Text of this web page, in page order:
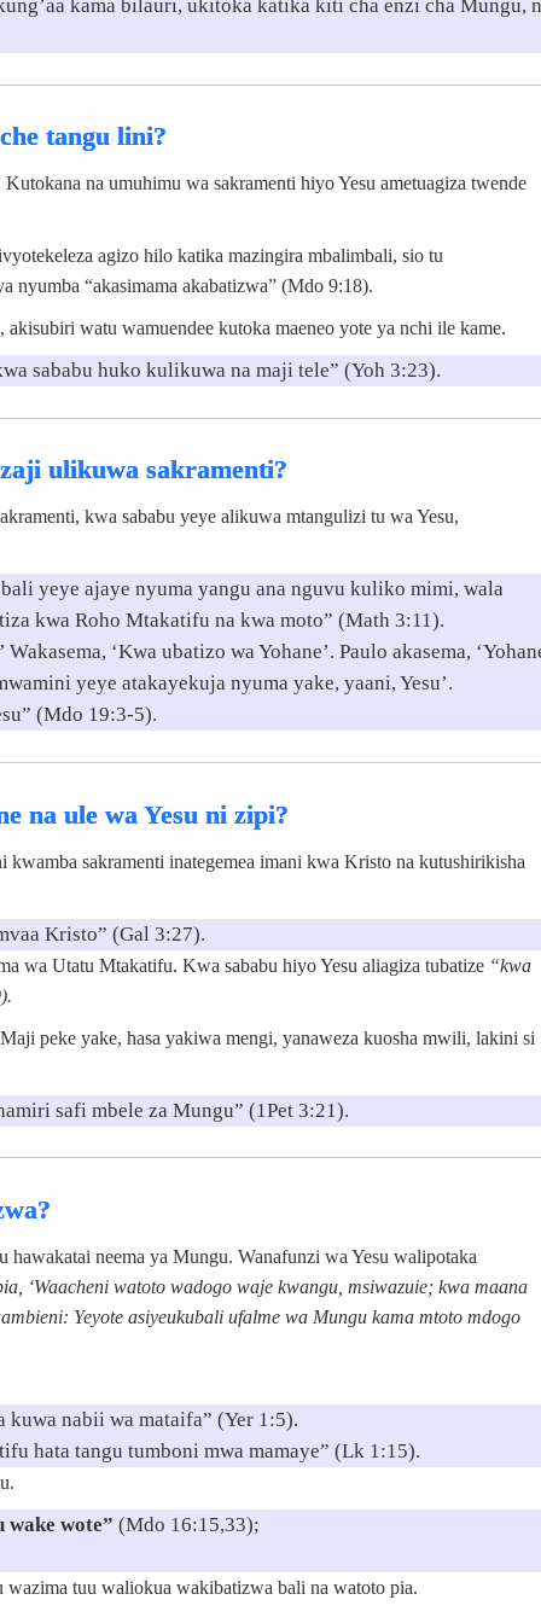
kama bilauri, ukitoka katika kiti cha enzi cha Mungu,
tangu lini?
na umuhimu wa sakramenti hiyo Yesu ametuagiza twende
agizo hilo katika mazingira mbalimbali, sio tu
“akasimama akabatizwa” (Mdo 9:18).
watu wamuendee kutoka maeneo yote ya nchi ile kame.
sababu huko kulikuwa na maji tele” (Yoh 3:23).
ulikuwa sakramenti?
kwa sababu yeye alikuwa mtangulizi tu wa Yesu,
yeye ajaye nyuma yangu ana nguvu kuliko mimi, wala
kwa Roho Mtakatifu na kwa moto” (Math 3:11).
‘Kwa ubatizo wa Yohane’. Paulo akasema,
yeye atakayekuja nyuma yake, yaani, Yesu’.
(Mdo 19:3-5).
na ule wa Yesu ni zipi?
sakramenti inategemea imani kwa Kristo na kutushirikisha
Kristo” (Gal 3:27).
wa Utatu Mtakatifu. Kwa sababu hiyo Yesu aliagiza tubatize “kwa
peke yake, hasa yakiwa mengi, yanaweza kuosha mwili, lakini si
safi mbele za Mungu” (1Pet 3:21).
neema ya Mungu. Wanafunzi wa Yesu walipotaka
‘Waacheni watoto wadogo waje kwangu, msiwazuie; kwa maana
Yeyote asiyeukubali ufalme wa Mungu kama mtoto mdogo
nabii wa mataifa” (Yer 1:5).
hata tangu tumboni mwa mamaye” (Lk 1:15).
wake wote” (Mdo 16:15,33);
tuu waliokua wakibatizwa bali na watoto pia.